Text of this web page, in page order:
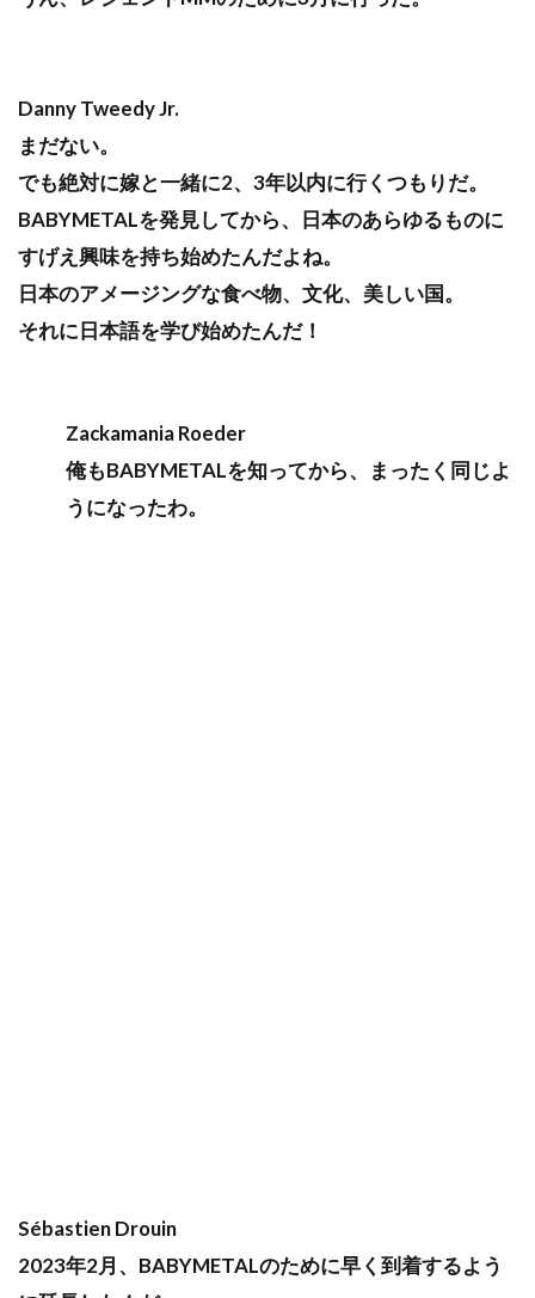
Danny Tweedy Jr.
まだない。
でも絶対に嫁と一緒に2、3年以内に行くつもりだ。
BABYMETALを発見してから、日本のあらゆるものに
すげえ興味を持ち始めたんだよね。
日本のアメージングな食べ物、文化、美しい国。
それに日本語を学び始めたんだ！
Zackamania Roeder
俺もBABYMETALを知ってから、まったく同じよ
うになったわ。
Sébastien Drouin
2023年2月、BABYMETALのために早く到着するよう